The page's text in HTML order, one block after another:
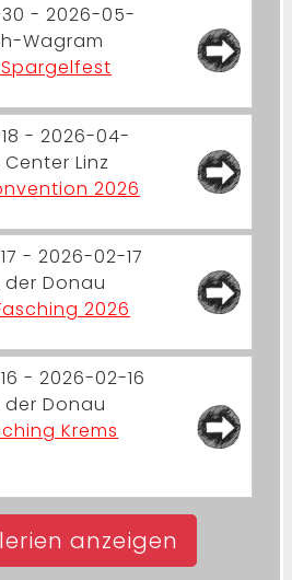
- 2026-05-
Wagram
- 2026-04-
Linz
2026
- 2026-02-17
der Donau
2026
- 2026-02-16
der Donau
Krems
anzeigen